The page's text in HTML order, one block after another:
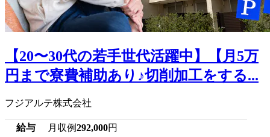
【20〜30代の若手世代活躍中】【月5万
円まで寮費補助あり♪切削加工をする...
フジアルテ株式会社
給与 月収例292,000円